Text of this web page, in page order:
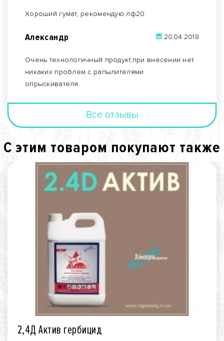
Хороший гумат, рекомендую лф20
Александр 20.04.2018
Очень технологичный продукт,при внесении нет
никаких проблем с рапылителями
опрыскивателя.
Все отзывы
С этим товаром покупают также
2,4Д Актив гербицид